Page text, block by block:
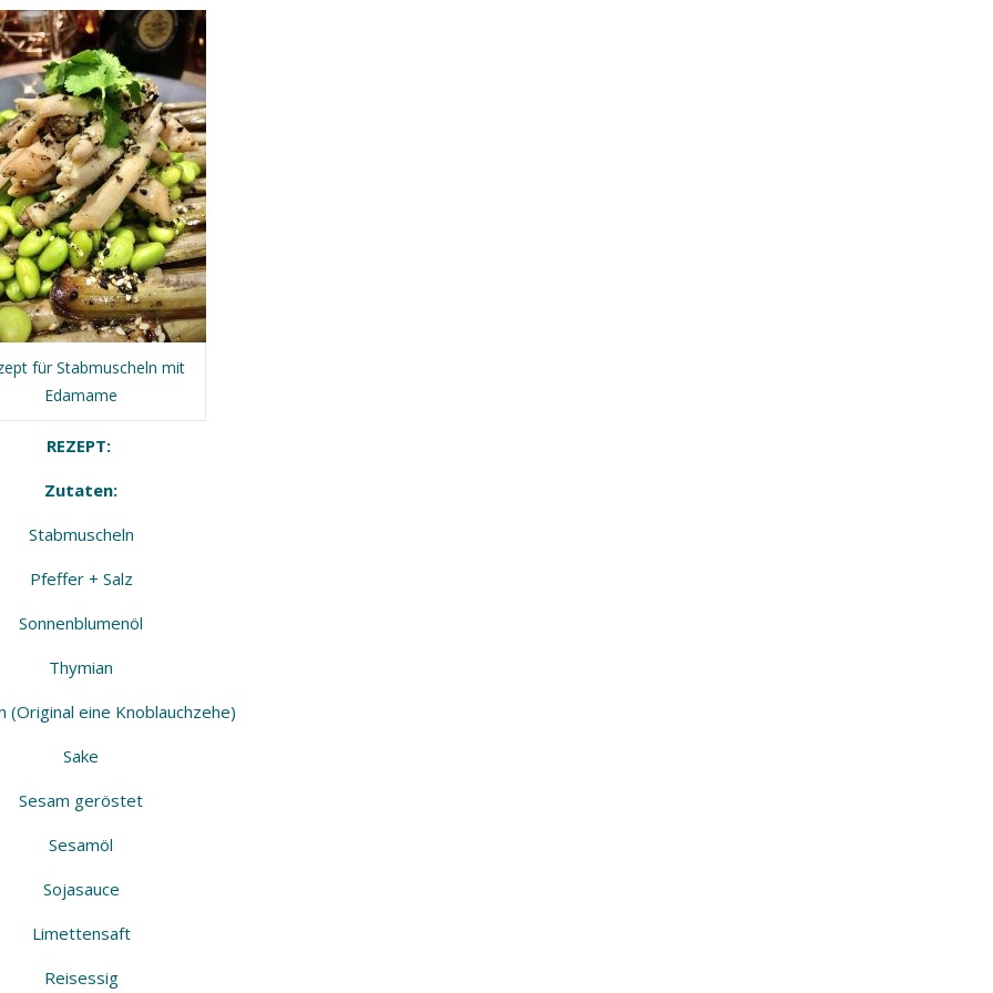
für Stabmuscheln mit
Edamame
REZEPT:
Zutaten:
Stabmuscheln
Pfeffer + Salz
Sonnenblumenöl
Thymian
(Original eine Knoblauchzehe)
Sake
Sesam geröstet
Sesamöl
Sojasauce
Limettensaft
Reisessig